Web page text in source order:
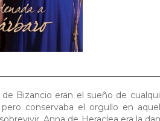
de Bizancio eran el sueño de
pero conservaba el orgullo en